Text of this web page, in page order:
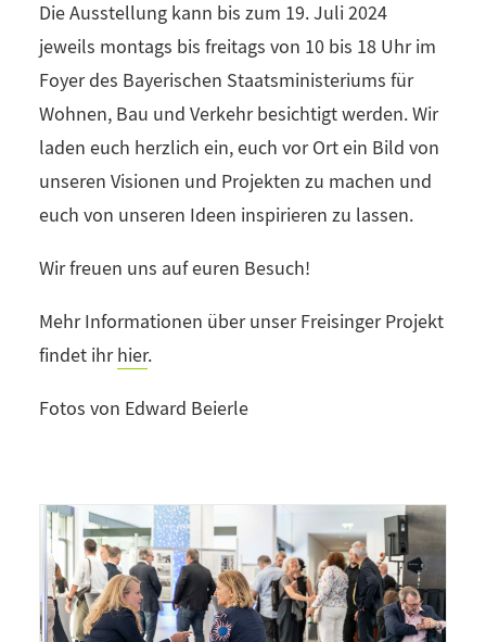
Die Ausstellung kann bis zum 19. Juli 2024
jeweils montags bis freitags von 10 bis 18 Uhr im
Foyer des Bayerischen Staatsministeriums für
Wohnen, Bau und Verkehr besichtigt werden. Wir
laden euch herzlich ein, euch vor Ort ein Bild von
unseren Visionen und Projekten zu machen und
euch von unseren Ideen inspirieren zu lassen.
Wir freuen uns auf euren Besuch!
Mehr Informationen über unser Freisinger Projekt
findet ihrhier.
Fotos von Edward Beierle